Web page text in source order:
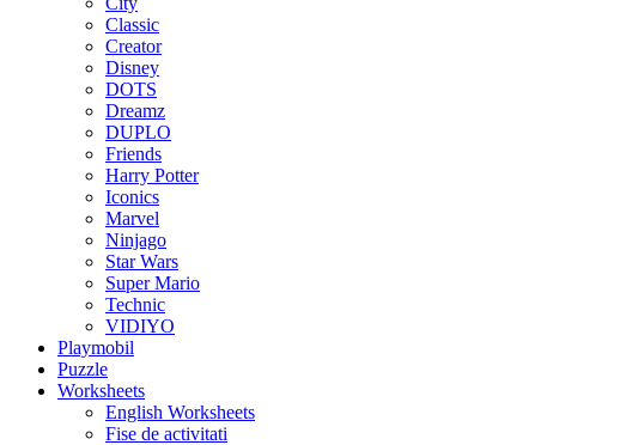
Classic
Creator
Disney
DOTS
Dreamz
DUPLO
Friends
Harry Potter
Iconics
Marvel
Ninjago
Star Wars
Super Mario
Technic
VIDIYO
Playmobil
Puzzle
Worksheets
English Worksheets
Fise de activitati